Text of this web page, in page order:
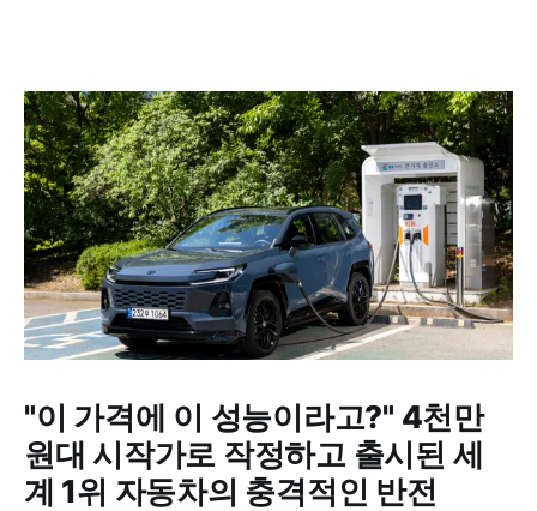
"이 가격에 이 성능이라고?" 4천만
원대 시작가로 작정하고 출시된 세
계 1위 자동차의 충격적인 반전